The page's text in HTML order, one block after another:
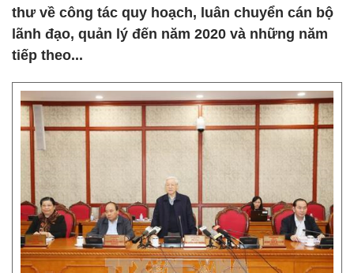
thư về công tác quy hoạch, luân chuyển cán bộ
lãnh đạo, quản lý đến năm 2020 và những năm
tiếp theo...